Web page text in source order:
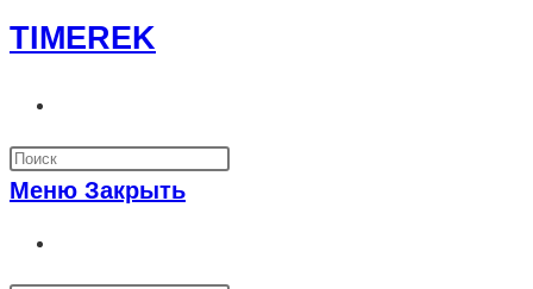
Перейти
к
TIMEREK
по
веб-
Меню Закрыть